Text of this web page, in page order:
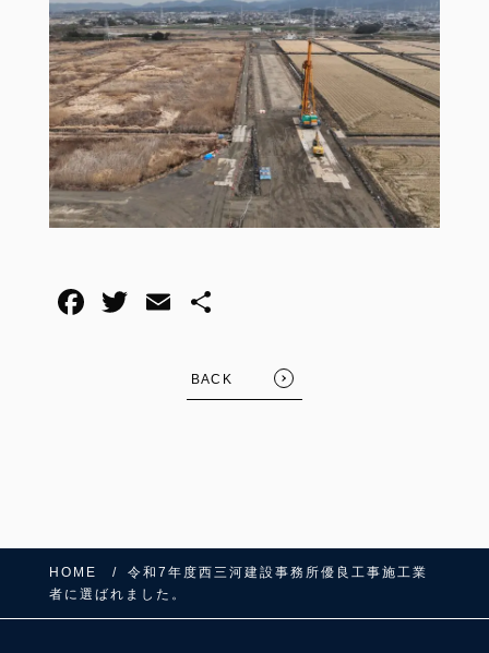
BACK
HOME
令和7年度西三河建設事務所優良工事施工業
者に選ばれました。